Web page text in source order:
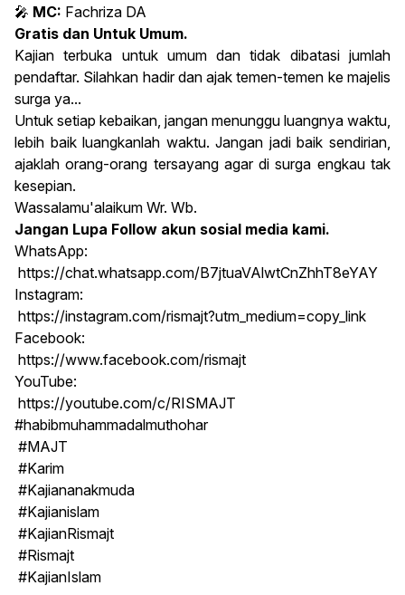
🎤 MC: Fachriza DA
Gratis dan Untuk Umum.
Kajian terbuka untuk umum dan tidak dibatasi jumlah
pendaftar. Silahkan hadir dan ajak temen-temen ke majelis
surga ya...
Untuk setiap kebaikan, jangan menunggu luangnya waktu,
lebih baik luangkanlah waktu. Jangan jadi baik sendirian,
ajaklah orang-orang tersayang agar di surga engkau tak
kesepian.
Wassalamu'alaikum Wr. Wb.
Jangan Lupa Follow akun sosial media kami.
WhatsApp:
https://chat.whatsapp.com/B7jtuaVAlwtCnZhhT8eYAY
Instagram:
https://instagram.com/rismajt?utm_medium=copy_link
Facebook:
https://www.facebook.com/rismajt
YouTube:
https://youtube.com/c/RISMAJT
#habibmuhammadalmuthohar
#MAJT
#Karim
#Kajiananakmuda
#Kajianislam
#KajianRismajt
#Rismajt
#KajianIslam